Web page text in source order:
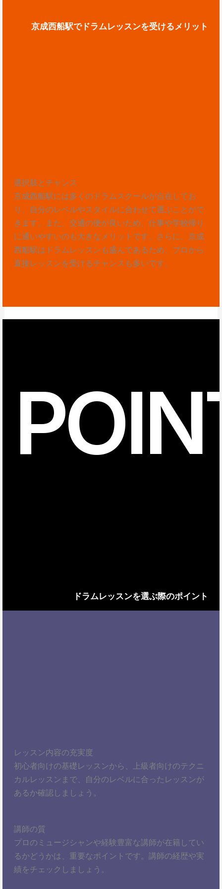
京成西船駅でドラムレッスンを受けるメリット
選択肢とチャンス
京成西船駅には多くのドラムスクールが点在してお
り、自分のレベルやスタイルに合わせて選ぶことがで
きます。また、交通の便が良いため、仕事や学校帰り
に通いやすいのも大きなメリットです。さらに、京成
西船駅はドラムレッスンも盛んであるため、プロから
直接レッスンを受けるチャンスも多いです。
ドラムレッスンを選ぶ際のポイント
レッスン内容の充実度
初心者向けの基礎レッスンから、上級者向けのテクニ
カルレッスンまで、自分のレベルに合ったレッスンが
あるか確認しましょう。
講師の質
プロのミュージシャンや経験豊富な講師が在籍してい
るかどうかは、重要なポイントです。講師の経歴や実
績をチェックしましょう。